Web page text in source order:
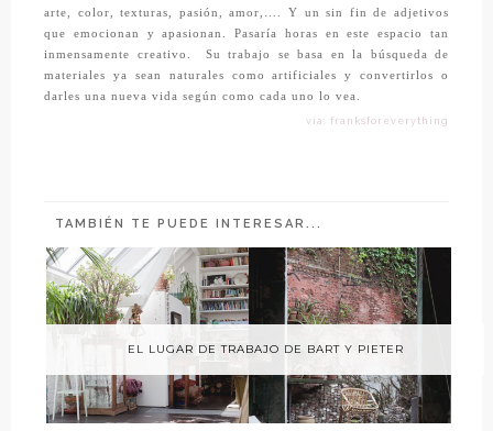
arte, color, texturas, pasión, amor,…. Y un sin fin de adjetivos
que emocionan y apasionan. Pasaría horas en este espacio tan
inmensamente creativo. Su trabajo se basa en la búsqueda de
materiales ya sean naturales como artificiales y convertirlos o
darles una nueva vida según como cada uno lo vea.
vía: franksforeverything
TAMBIÉN TE PUEDE INTERESAR...
EL LUGAR DE TRABAJO DE BART Y PIETER